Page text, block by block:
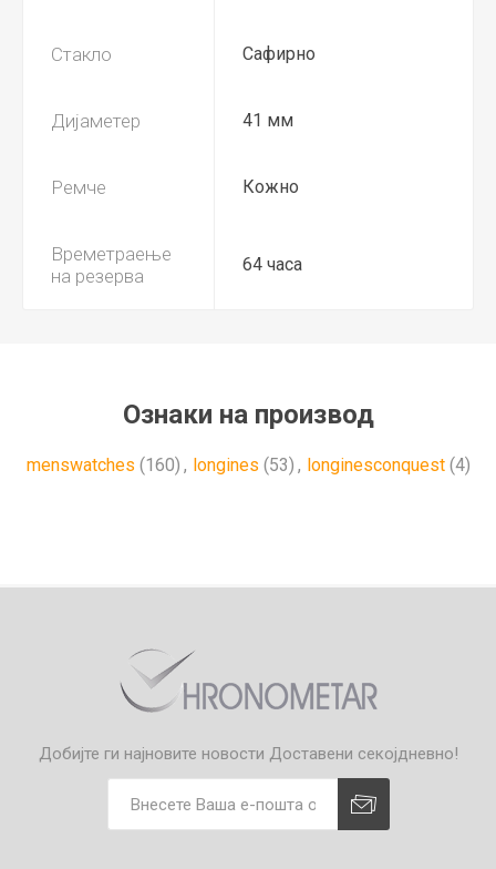
Стакло Сафирно
Дијаметер 41 мм
Ремче Кожно
Времетраење
на резерва
64 часа
Ознаки на производ
menswatches (160) , longines (53) , longinesconquest (4)
Добијте ги најновите новости Доставени секојдневно!